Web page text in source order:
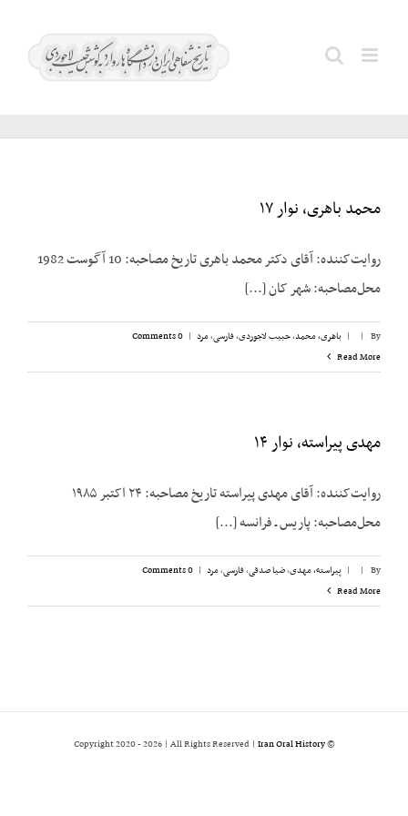
دانشور؛
محمد باهری، نوار ۱۷
روایت‌کننده: آقای دکتر محمد باهری تاریخ مصاحبه: 10 آگوست 1982
محل‌مصاحبه: شهر کان [...]
By
|
| باهری، محمد,حبیب لاجوردی,فارسی,مرد |
0 Comments
Read More
مهدی پیراسته، نوار ۱۴
روایت‌کننده: آقای مهدی پیراسته تاریخ مصاحبه: ۲۴ اکتبر ۱۹۸۵
محل‌مصاحبه: پاریس ـ فرانسه [...]
By
|
| پیراسته، مهدی,ضیا صدقی,فارسی,مرد |
0 Comments
Read More
© Copyright 2020 -
2026 | All Rights Reserved | Iran Oral History